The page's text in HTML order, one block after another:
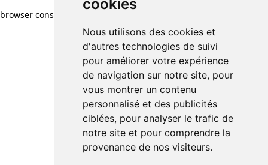
cookies
Nous utilisons des cookies et
d'autres technologies de suivi
pour améliorer votre expérience
de navigation sur notre site, pour
vous montrer un contenu
personnalisé et des publicités
ciblées, pour analyser le trafic de
notre site et pour comprendre la
provenance de nos visiteurs.
browser console for more information)